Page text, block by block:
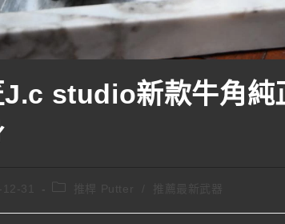
J.c studio新款牛角純
12-31